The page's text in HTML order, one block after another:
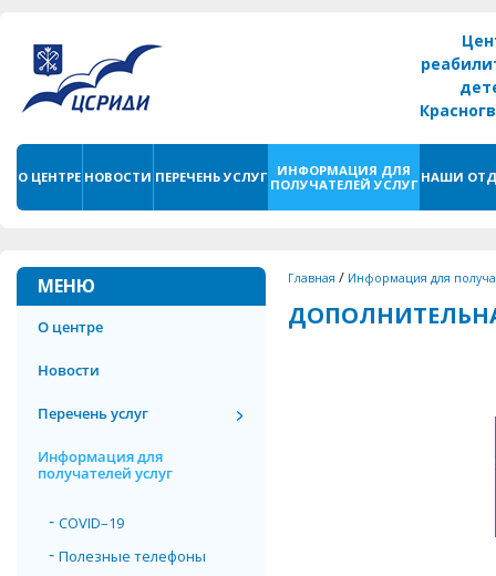
О ЦЕНТРЕ НОВОСТИ ПЕРЕЧЕНЬ УСЛУГ
ИНФОРМАЦИЯ ДЛЯ
ПОЛУЧАТЕЛЕЙ УСЛУГ НАШИ
МЕНЮ
О центре
Новости
Перечень услуг
Информация для
получателей услуг
COVID–19
Полезные телефоны
Главная / Информация для